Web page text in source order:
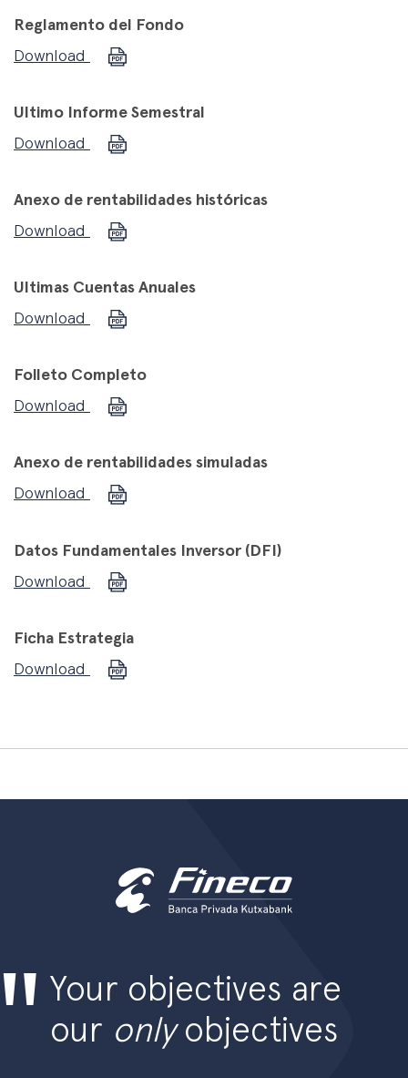
Reglamento del Fondo
Download
Ultimo Informe Semestral
Download
Anexo de rentabilidades históricas
Download
Ultimas Cuentas Anuales
Download
Folleto Completo
Download
Anexo de rentabilidades simuladas
Download
Datos Fundamentales Inversor (DFI)
Download
Ficha Estrategia
Download
Your objectives are
our onlyobjectives